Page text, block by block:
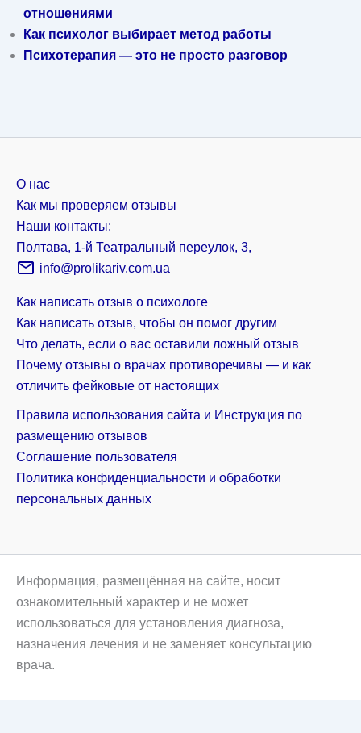
отношениями
Как психолог выбирает метод работы
Психотерапия — это не просто разговор
О нас
Как мы проверяем отзывы
Наши контакты:
Полтава, 1-й Театральный переулок, 3,
info@prolikariv.com.ua
Как написать отзыв о психологе
Как написать отзыв, чтобы он помог другим
Что делать, если о вас оставили ложный отзыв
Почему отзывы о врачах противоречивы — и как
отличить фейковые от настоящих
Правила использования сайта и Инструкция по
размещению отзывов
Соглашение пользователя
Политика конфиденциальности и обработки
персональных данных
Информация, размещённая на сайте, носит
ознакомительный характер и не может
использоваться для установления диагноза,
назначения лечения и не заменяет консультацию
врача.